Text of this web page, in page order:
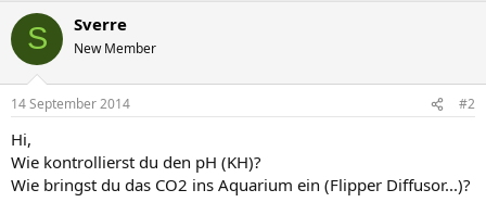
S Sverre
New Member
14 September 2014 #2
Hi,
Wie kontrollierst du den pH (KH)?
Wie bringst du das CO2 ins Aquarium ein (Flipper Diffusor...)?